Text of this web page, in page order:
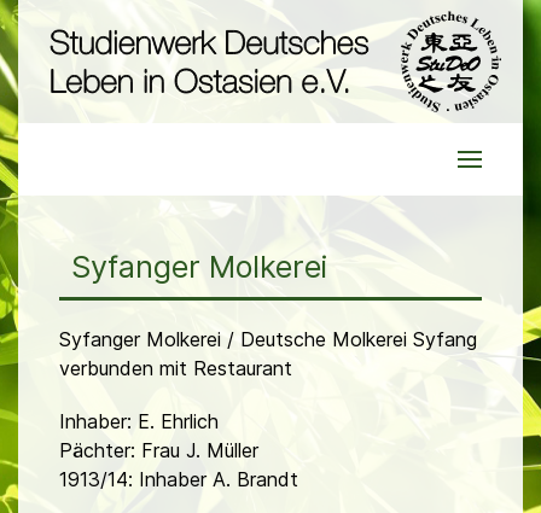
Syfanger Molkerei
Syfanger Molkerei / Deutsche Molkerei Syfang
verbunden mit Restaurant
Inhaber: E. Ehrlich
Pächter: Frau J. Müller
1913/14: Inhaber A. Brandt